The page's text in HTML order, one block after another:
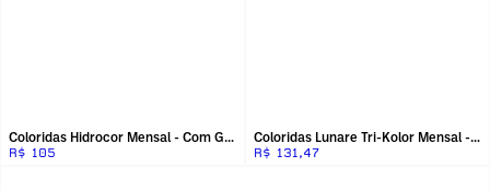
Coloridas Hidrocor Mensal - Com Grau
R$ 105
Coloridas Lunare Tri-Kolor Mensal - Sem Grau
R$ 131,47